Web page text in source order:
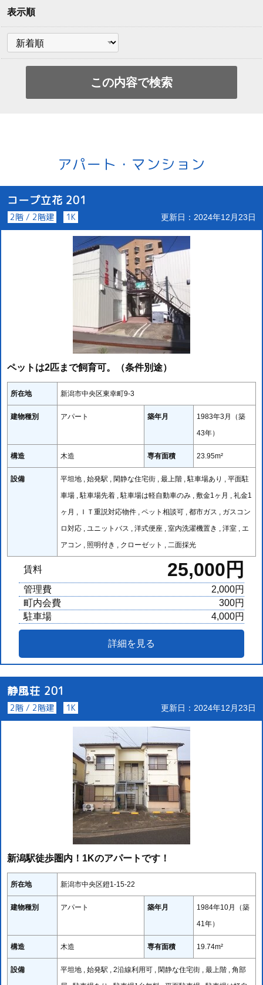
表示順
アパート・マンション
コープ立花 201
2階 / 2階建 1K 更新日：2024年12月23日
ペットは2匹まで飼育可。（条件別途）
所在地 新潟市中央区東幸町9-3
建物種別 アパート 築年月
1983年3月（築
43年）
構造 木造 専有面積 23.95m²
設備
平坦地 , 始発駅 , 閑静な住宅街 , 最上階 , 駐車場あり , 平面駐
車場 , 駐車場先着 , 駐車場は軽自動車のみ , 敷金1ヶ月 , 礼金1
ヶ月 , ＩＴ重説対応物件 , ペット相談可 , 都市ガス , ガスコン
ロ対応 , ユニットバス , 洋式便座 , 室内洗濯機置き , 洋室 , エ
アコン , 照明付き , クローゼット , 二面採光
賃料 25,000円
管理費
2,000円
町内会費
300円
駐車場
4,000円
詳細を見る
静風荘 201
2階 / 2階建 1K 更新日：2024年12月23日
新潟駅徒歩圏内！1Kのアパートです！
所在地 新潟市中央区鐙1-15-22
建物種別 アパート 築年月
1984年10月（築
41年）
構造 木造 専有面積 19.74m²
設備
平坦地 , 始発駅 , 2沿線利用可 , 閑静な住宅街 , 最上階 , 角部